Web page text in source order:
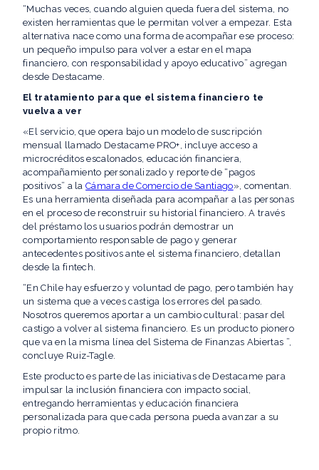
“Muchas veces, cuando alguien queda fuera del sistema, no
existen herramientas que le permitan volver a empezar. Esta
alternativa nace como una forma de acompañar ese proceso:
un pequeño impulso para volver a estar en el mapa
financiero, con responsabilidad y apoyo educativo” agregan
desde Destacame.
El tratamiento para que el sistema financiero te
vuelva a ver
«El servicio, que opera bajo un modelo de suscripción
mensual llamado Destacame PRO+, incluye acceso a
microcréditos escalonados, educación financiera,
acompañamiento personalizado y reporte de “pagos
positivos” a laCámara de Comercio de Santiago», comentan.
Es una herramienta diseñada para acompañar a las personas
en el proceso de reconstruir su historial financiero. A través
del préstamo los usuarios podrán demostrar un
comportamiento responsable de pago y generar
antecedentes positivos ante el sistema financiero, detallan
desde la fintech.
“En Chile hay esfuerzo y voluntad de pago, pero también hay
un sistema que a veces castiga los errores del pasado.
Nosotros queremos aportar a un cambio cultural: pasar del
castigo a volver al sistema financiero. Es un producto pionero
que va en la misma línea del Sistema de Finanzas Abiertas ”,
concluye Ruiz-Tagle.
Este producto es parte de las iniciativas de Destacame para
impulsar la inclusión financiera con impacto social,
entregando herramientas y educación financiera
personalizada para que cada persona pueda avanzar a su
propio ritmo.